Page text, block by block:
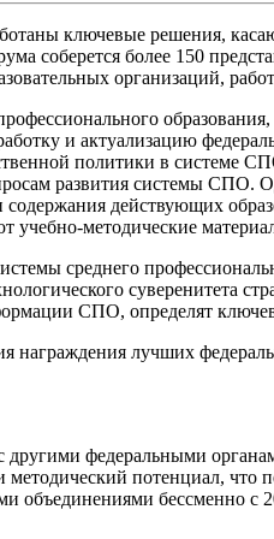
ключевые решения,
соберется более 150
организаций,
и актуализацию
политики в системе
развития системы СПО.
содержания действующих
учебно-методические
среднего
суверенитета
СПО, определят
лучших
федеральными
потенциал, что
бессменно с